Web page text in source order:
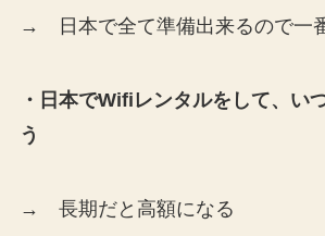
→ 日本で全て準備出来るので一
・日本でWifiレンタルをして、い
う
→ 長期だと高額になる